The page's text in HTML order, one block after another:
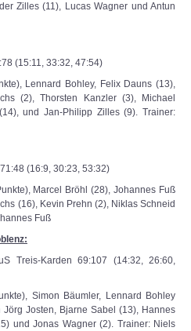
Zilles (11), Lucas Wagner und Antun
(15:11, 33:32, 47:54)
Lennard Bohley, Felix Dauns (13),
(2), Thorsten Kanzler (3), Michael
und Jan-Philipp Zilles (9). Trainer:
(16:9, 30:23, 53:32)
Marcel Bröhl (28), Johannes Fuß
(16), Kevin Prehn (2), Niklas Schneid
Fuß
Treis-Karden 69:107 (14:32, 26:60,
Simon Bäumler, Lennard Bohley
Josten, Bjarne Sabel (13), Hannes
und Jonas Wagner (2). Trainer: Niels